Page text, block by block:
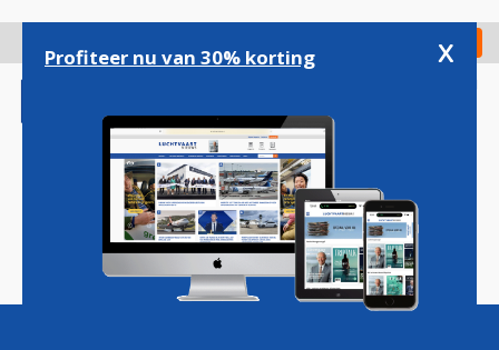
gaan
Check in
Magazine Podcasts Vacatures
Profiteer nu van 30% korting x